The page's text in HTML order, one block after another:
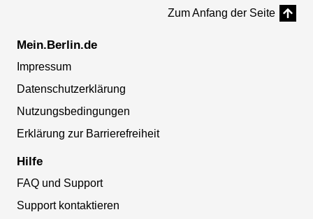
Zum Anfang der Seite
Mein.Berlin.de
Impressum
Datenschutzerklärung
Nutzungsbedingungen
Erklärung zur Barrierefreiheit
Hilfe
FAQ und Support
Support kontaktieren